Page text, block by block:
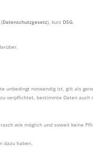
Datenschutzgesetz), kurz DSG.
unbedingt notwendig ist, gilt als
bestimmte Daten auch
wie möglich und soweit keine
dazu haben.